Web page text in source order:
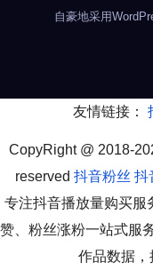
自豪地采用
友情链接：
CopyRight @ 2018-
reserved 抖音粉丝 抖
专注抖音播放量购买服
赞、粉丝涨粉一站式服
作品数据，